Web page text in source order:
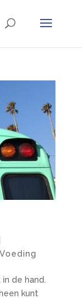
Voeding
de hand.
kunt